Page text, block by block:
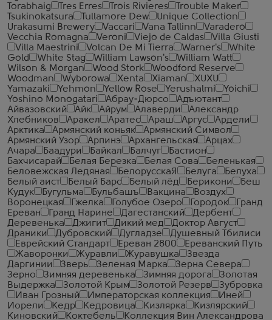
Torabhaig
Tres Erres Trois Rivieres
Trouble Maker
Tsukinokatsura
Tullamore Dew
Unique Collection
Urakasumi Brewery
Vaccari Vana Tallinn
Varadero
Vecchia Romagna
Veroni Viejo de Caldas
Villa Giusti
Villa Maestrini
Volcan De Mi Tierra Warner's
White
Gold
White Stag William Lawson's
William Watt
Wilson & Morgan
Wood Stork
Woodford Reserve
Woodman
Wyborowa Xenta Xiaman
XUXU
Yamazaki
Yehmon Yellow Rose Yerushalmi
Yoichi
Yoshino Monogatari
Абрау-Дюрсо
Адъютант
Айвазовский
Айк Айрум Алаверди
Александр
Хлебников
Аракел Аратес Араш Аргус
Ардели
Арктика
Армянский коньяк
Армянский Символ
Армянский Узор
Арпинэ Архангельская
Арцах
Ачара
Баадури Байкал Балчуг
Бастион
Бахчисарай
Белая Березка Белая Сова
Беленькая
Беловежская Ледяная
БелорусскаЯ Белуга
Белуха
Белый аист
Белый Барс Белый лёд Берикони
Беш
Кудук
Бугульма Бульбашъ Вакцина
Воздух
Воронецкая
Гжелка Голубое Озеро Городок
Гранд
Ереван
Гранд Нарине Дагестанский
Дербент
Деревенька
Джигит Дикий мед
Доктор Август
Драники
Дубровский Дугладзе
Душевный Тбилиси
Еврейский Стандарт
Ереван 2800
Ереванский Путь
Жаворонки
Журавли Журавушка
Звезда
Даргинии
Зверь Зеленая Марка
Зерна Севера
Зерно
Зимняя деревенька Зимняя дорога
Золотая
Выдержка
Золотой Крым Золотой Резерв
Зубровка
Иван Грозный
Императорская коллекция
Иней
Иорели
Кедр Кедровица Кизлярка
Кизлярский
Киновский
Коктебель
Коллекция Вин Александрова